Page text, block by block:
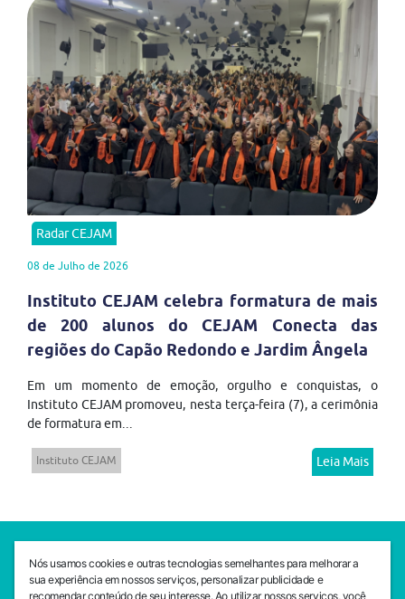
Radar CEJAM
08 de Julho de 2026
Instituto CEJAM celebra formatura de mais
de 200 alunos do CEJAM Conecta das
regiões do Capão Redondo e Jardim Ângela
Em um momento de emoção, orgulho e conquistas, o
Instituto CEJAM promoveu, nesta terça-feira (7), a cerimônia
de formatura em...
Instituto CEJAM Leia Mais
SEDE CEJAM
Av. da Liberdade, 765, Liberdade, São Paulo, 01503-001
(11) 3469 - 1818
Nós usamos cookies e outras tecnologias semelhantes para melhorar a
sua experiência em nossos serviços, personalizar publicidade e
recomendar conteúdo de seu interesse. Ao utilizar nossos serviços, você